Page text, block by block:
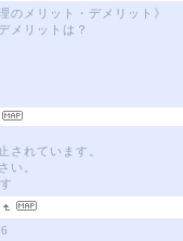
のメリット・デメリット》
メリットは？
されています。
い。